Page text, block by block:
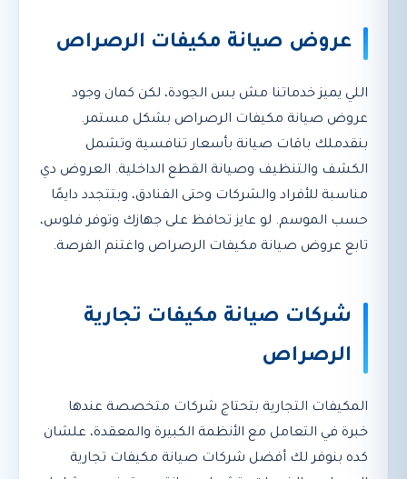
عروض صيانة مكيفات الرصراص
اللي يميز خدماتنا مش بس الجودة، لكن كمان وجود
عروض صيانة مكيفات الرصراص بشكل مستمر.
بنقدملك باقات صيانة بأسعار تنافسية وتشمل
الكشف والتنظيف وصيانة القطع الداخلية. العروض دي
مناسبة للأفراد والشركات وحتى الفنادق، وبتتجدد دايمًا
حسب الموسم. لو عايز تحافظ على جهازك وتوفر فلوس،
تابع عروض صيانة مكيفات الرصراص واغتنم الفرصة.
شركات صيانة مكيفات تجارية
الرصراص
المكيفات التجارية بتحتاج شركات متخصصة عندها
خبرة في التعامل مع الأنظمة الكبيرة والمعقدة، علشان
كده بنوفر لك أفضل شركات صيانة مكيفات تجارية